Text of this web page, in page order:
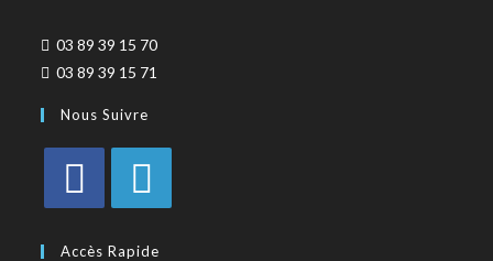
03 89 39 15 70
03 89 39 15 71
Nous Suivre
Accès Rapide